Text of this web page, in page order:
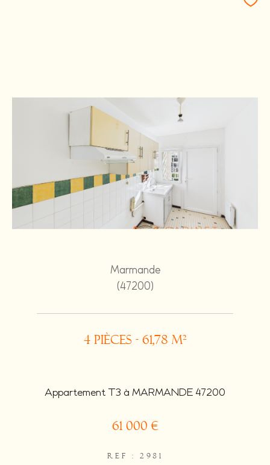
Marmande
(47200)
4 pièces - 61,78 m²
Appartement T3 à MARMANDE 47200
61 000 €
REF : 2981